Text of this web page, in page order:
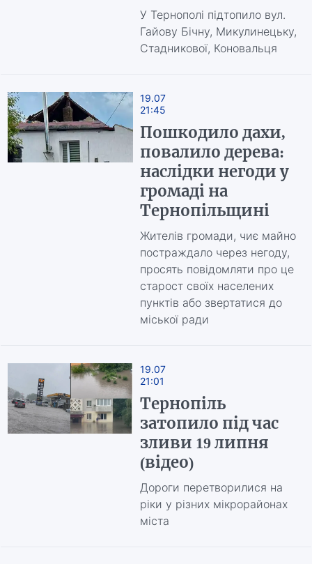
У Тернополі підтопило вул.
Гайову Бічну, Микулинецьку,
Стадникової, Коновальця
19.07
21:45
Пошкодило дахи,
повалило дерева:
наслідки негоди у
громаді на
Тернопільщині
Жителів громади, чиє майно
постраждало через негоду,
просять повідомляти про це
старост своїх населених
пунктів або звертатися до
міської ради
19.07
21:01
Тернопіль
затопило під час
зливи 19 липня
(відео)
Дороги перетворилися на
ріки у різних мікрорайонах
міста